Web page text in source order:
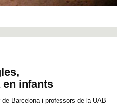
en infants
Barcelona i professors de la UAB